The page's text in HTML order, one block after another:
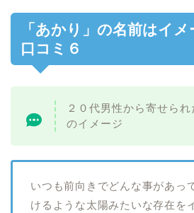
「あかり」の名前はイ
口コミ６
２０代男性から寄せら
のイメージ
いつも前向きでどんな事があっ
けるような太陽みたいな存在を